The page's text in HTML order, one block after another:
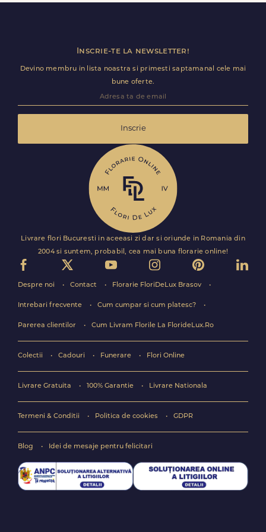
premium direct in cosul de cumparaturi.
Inscrie-te la newsletter!
Devino membru in lista noastra si primesti saptamanal cele mai
bune oferte.
Inscrie
Livrare flori Bucuresti in aceeasi zi dar si oriunde in Romania din
2004 si suntem, probabil, cea mai buna florarie online!
Despre noi Contact Florarie FloriDeLux Brasov
Intrebari frecvente Cum cumpar si cum platesc?
Parerea clientilor Cum Livram Florile La FlorideLux.Ro
Colectii Cadouri Funerare Flori Online
Livrare Gratuita 100% Garantie Livrare Nationala
Termeni & Conditii Politica de cookies GDPR
Blog Idei de mesaje pentru felicitari